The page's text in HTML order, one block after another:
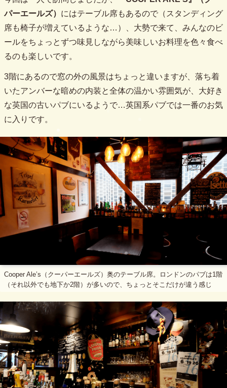
パーエールズ） にはテーブル席もあるので（スタンディング
席も椅子が増えているような…）、大勢で来て、みんなのビ
ールをちょっとずつ味見しながら美味しいお料理を色々食べ
るのも楽しいです。
3階にあるので窓の外の風景はちょっと違いますが、落ち着
いたアンバーな暗めの内装と全体の温かい雰囲気が、大好き
な英国の古いパブにいるようで…英国系パブでは一番のお気
に入りです。
Cooper Ale’s（クーパーエールズ）奥のテーブル席。ロンドンのパブは1階
（それ以外でも地下か2階）が多いので、ちょっとそこだけが違う感じ